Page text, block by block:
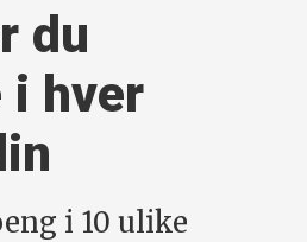
du
i hver
i 10 ulike